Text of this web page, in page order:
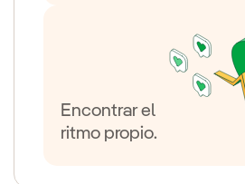
Encontrar el
ritmo propio.